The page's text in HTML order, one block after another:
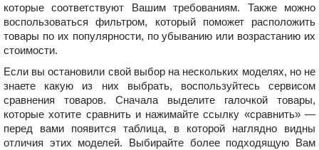
которые соответствуют Вашим требованиям. Также можно
воспользоваться фильтром, который поможет расположить
товары по их популярности, по убыванию или возрастанию их
стоимости.
Если вы остановили свой выбор на нескольких моделях, но не
знаете какую из них выбрать, воспользуйтесь сервисом
сравнения товаров. Сначала выделите галочкой товары,
которые хотите сравнить и нажимайте ссылку «сравнить» —
перед вами появится таблица, в которой наглядно видны
отличия этих моделей. Выбирайте более подходящую Вам